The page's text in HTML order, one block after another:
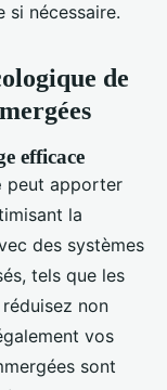
si nécessaire.
de
efficace
peut apporter
la
des systèmes
tels que les
non
vos
sont